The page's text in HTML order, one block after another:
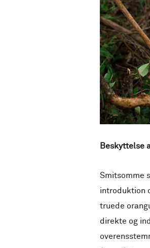
Beskyttelse
Smitsomme
introduktion
truede
direkte og